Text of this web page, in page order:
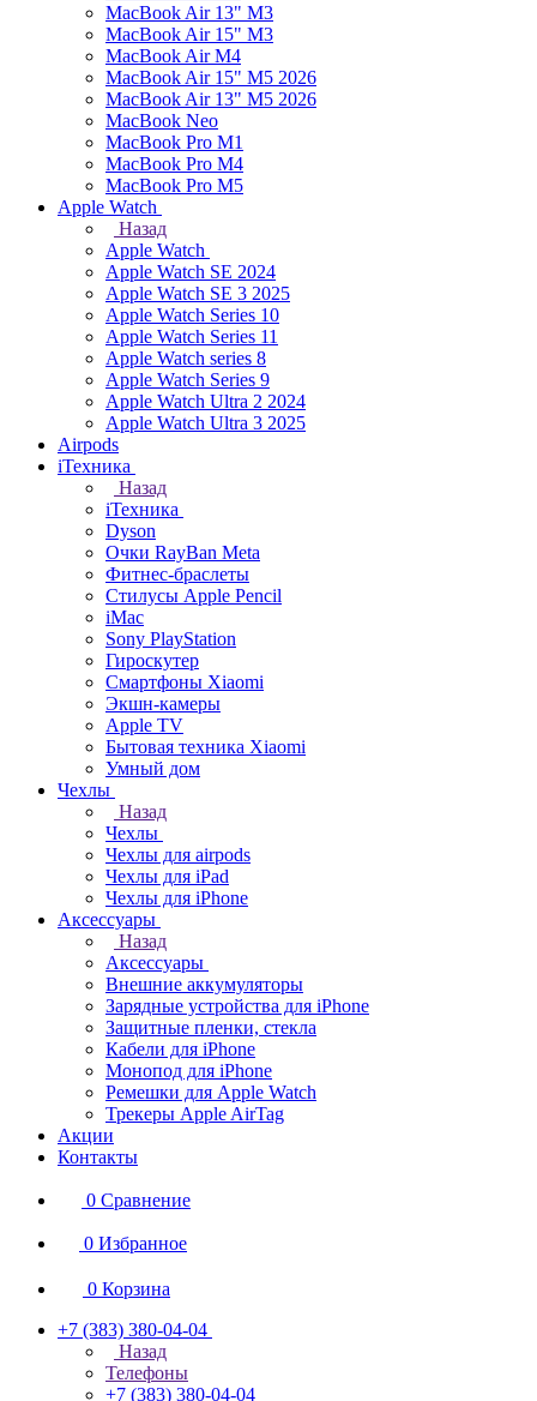
MacBook Air 13" M3
MacBook Air 15" M3
MacBook Air M4
MacBook Air 15" М5 2026
MacBook Air 13" М5 2026
MacBook Neo
MacBook Pro M1
MacBook Pro M4
MacBook Pro M5
Apple Watch
Назад
Apple Watch
Apple Watch SE 2024
Apple Watch SE 3 2025
Apple Watch Series 10
Apple Watch Series 11
Apple Watch series 8
Apple Watch Series 9
Apple Watch Ultra 2 2024
Apple Watch Ultra 3 2025
Airpods
iТехника
Назад
iТехника
Dyson
Очки RayBan Meta
Фитнес-браслеты
Стилусы Apple Pencil
iMac
Sony PlayStation
Гироскутер
Смартфоны Xiaomi
Экшн-камеры
Apple TV
Бытовая техника Xiaomi
Умный дом
Чехлы
Назад
Чехлы
Чехлы для airpods
Чехлы для iPad
Чехлы для iPhone
Аксессуары
Назад
Аксессуары
Внешние аккумуляторы
Зарядные устройства для iPhone
Защитные пленки, стекла
Кабели для iPhone
Монопод для iPhone
Ремешки для Apple Watch
Трекеры Apple AirTag
Акции
Контакты
0 Сравнение
0 Избранное
0 Корзина
+7 (383) 380-04-04
Назад
Телефоны
+7 (383) 380-04-04